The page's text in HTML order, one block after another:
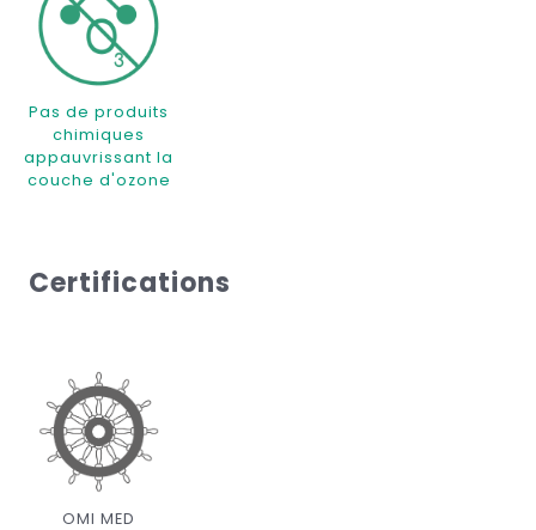
Pas de produits
chimiques
appauvrissant la
couche d'ozone
Certifications
OMI MED